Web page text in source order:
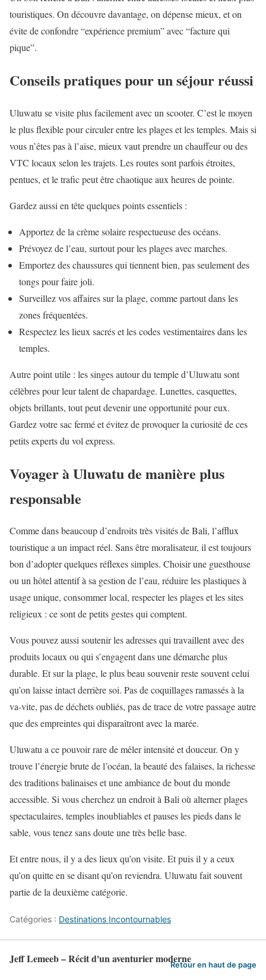
touristiques. On découvre davantage, on dépense mieux, et on
évite de confondre “expérience premium” avec “facture qui
pique”.
Conseils pratiques pour un séjour réussi
Uluwatu se visite plus facilement avec un scooter. C’est le moyen
le plus flexible pour circuler entre les plages et les temples. Mais si
vous n’êtes pas à l’aise, mieux vaut prendre un chauffeur ou des
VTC locaux selon les trajets. Les routes sont parfois étroites,
pentues, et le trafic peut être chaotique aux heures de pointe.
Gardez aussi en tête quelques points essentiels :
Apportez de la crème solaire respectueuse des océans.
Prévoyez de l’eau, surtout pour les plages avec marches.
Emportez des chaussures qui tiennent bien, pas seulement des
tongs pour faire joli.
Surveillez vos affaires sur la plage, comme partout dans les
zones fréquentées.
Respectez les lieux sacrés et les codes vestimentaires dans les
temples.
Autre point utile : les singes autour du temple d’Uluwatu sont
célèbres pour leur talent de chapardage. Lunettes, casquettes,
objets brillants, tout peut devenir une opportunité pour eux.
Gardez votre sac fermé et évitez de provoquer la curiosité de ces
petits experts du vol express.
Voyager à Uluwatu de manière plus
responsable
Comme dans beaucoup d’endroits très visités de Bali, l’afflux
touristique a un impact réel. Sans être moralisateur, il est toujours
bon d’adopter quelques réflexes simples. Choisir une guesthouse
ou un hôtel attentif à sa gestion de l’eau, réduire les plastiques à
usage unique, consommer local, respecter les plages et les sites
religieux : ce sont de petits gestes qui comptent.
Vous pouvez aussi soutenir les adresses qui travaillent avec des
produits locaux ou qui s’engagent dans une démarche plus
durable. Et sur la plage, le plus beau souvenir reste souvent celui
qu’on laisse intact derrière soi. Pas de coquillages ramassés à la
va-vite, pas de déchets oubliés, pas de trace de votre passage autre
que des empreintes qui disparaîtront avec la marée.
Uluwatu a ce pouvoir rare de mêler intensité et douceur. On y
trouve l’énergie brute de l’océan, la beauté des falaises, la richesse
des traditions balinaises et une ambiance de bout du monde
accessible. Si vous cherchez un endroit à Bali où alterner plages
spectaculaires, temples inoubliables et pauses les pieds dans le
sable, vous tenez sans doute une très belle base.
Et entre nous, il y a des lieux qu’on visite. Et puis il y a ceux
qu’on quitte en se disant qu’on reviendra. Uluwatu fait souvent
partie de la deuxième catégorie.
Catégories : Destinations Incontournables
Jeff Lemeeb – Récit d'un aventurier moderneRetour en haut de page